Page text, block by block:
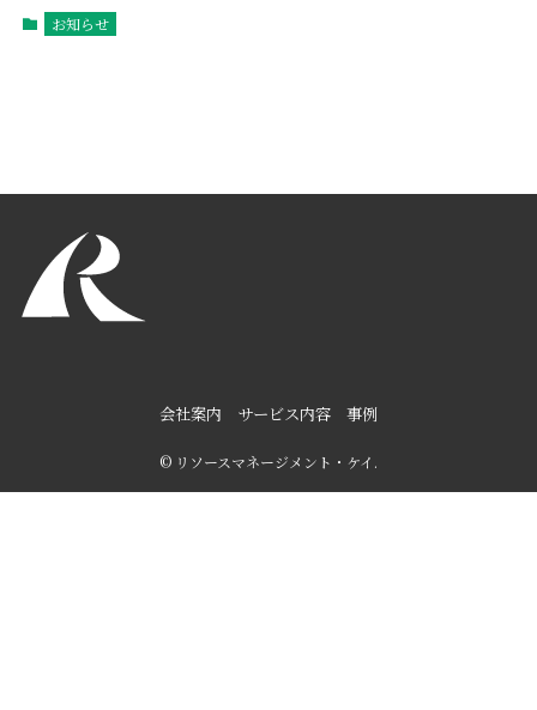
お知らせ
会社案内 サービス内容 事例
© リソースマネージメント・ケイ.